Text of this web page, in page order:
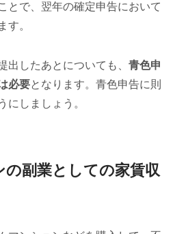
とで、翌年の確定申告において
す。
出したあとについても、 青色申
必要となります。青色申告に則
にしましょう。
の副業としての家賃収